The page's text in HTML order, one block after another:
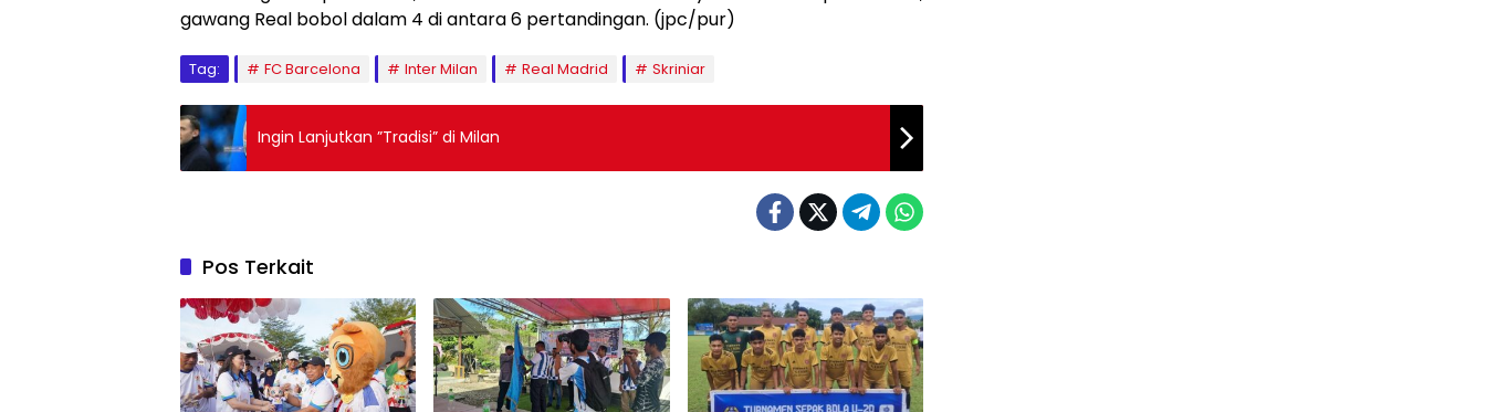
gawang Real bobol dalam 4 di antara 6 pertandingan. (jpc/pur)
Tag: FC Barcelona Inter Milan Real Madrid Skriniar
Ingin Lanjutkan ”Tradisi” di Milan
Pos Terkait